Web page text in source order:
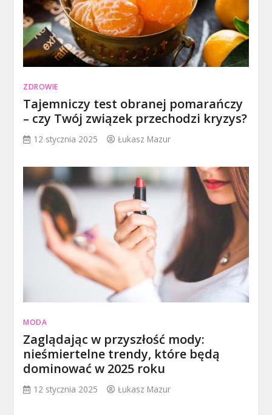
ZDROWIE
Tajemniczy test obranej pomarańczy
– czy Twój związek przechodzi kryzys?
12 stycznia 2025 Łukasz Mazur
MODA
Zaglądając w przyszłość mody:
nieśmiertelne trendy, które będą
dominować w 2025 roku
12 stycznia 2025 Łukasz Mazur